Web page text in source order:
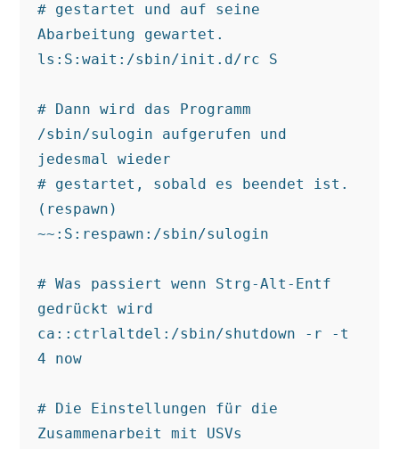
# gestartet und auf seine
Abarbeitung gewartet.
ls:S:wait:/sbin/init.d/rc S
# Dann wird das Programm
/sbin/sulogin aufgerufen und
jedesmal wieder
# gestartet, sobald es beendet ist.
(respawn)
~~:S:respawn:/sbin/sulogin
# Was passiert wenn Strg-Alt-Entf
gedrückt wird
ca::ctrlaltdel:/sbin/shutdown -r -t
4 now
# Die Einstellungen für die
Zusammenarbeit mit USVs